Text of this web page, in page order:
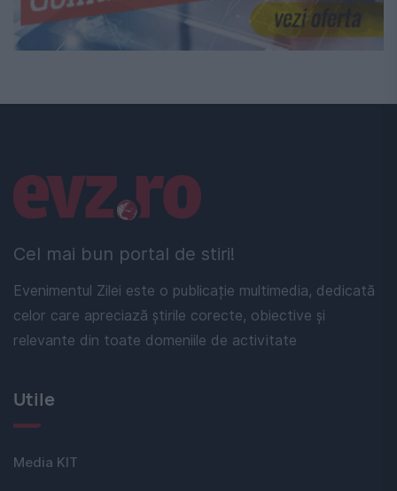
Cel mai bun portal de stiri!
Evenimentul Zilei este o publicație multimedia, dedicată
celor care apreciază știrile corecte, obiective și
relevante din toate domeniile de activitate
Linkuri utile
Utile
Media KIT